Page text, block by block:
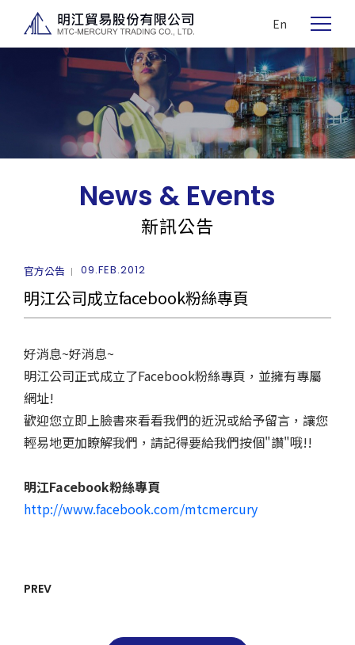
En
News & Events
新訊公告
官方公告 09.FEB.2012
明江公司成立facebook粉絲專頁
好消息~好消息~
明江公司正式成立了Facebook粉絲專頁，並擁有專屬
網址!
歡迎您立即上臉書來看看我們的近況或給予留言，讓您
輕易地更加瞭解我們，請記得要給我們按個"讚"哦!!
明江Facebook粉絲專頁
http://www.facebook.com/mtcmercury
PREV